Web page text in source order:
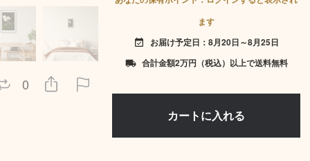
0
ます
event_available お届け予定日：8月20日～8月25日
local_shipping 合計金額2万円（税込）以上で送料無料